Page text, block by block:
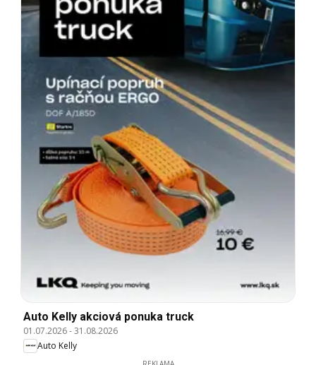
Auto Kelly akciová ponuka truck
01.07.2026-31.08.2026
Auto Kelly